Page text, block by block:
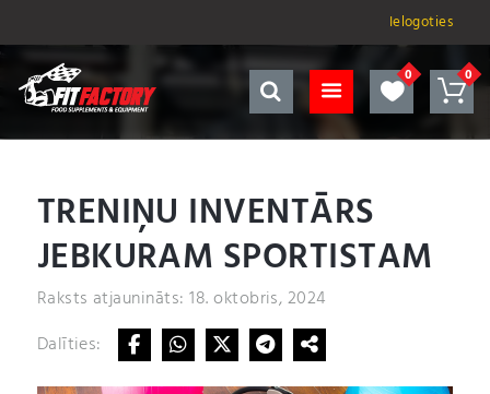
Ielogoties
TRENIŅU INVENTĀRS
JEBKURAM SPORTISTAM
Raksts atjaunināts: 18. oktobris, 2024
Dalīties: